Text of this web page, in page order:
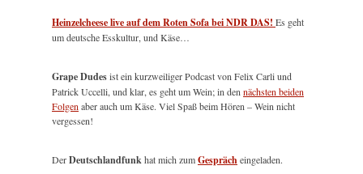
Heinzelcheese live auf dem Roten Sofa bei NDR DAS! Es geht
um deutsche Esskultur, und Käse…
Grape Dudesist ein kurzweiliger Podcast von Felix Carli und
Patrick Uccelli, und klar, es geht um Wein; in den nächsten beiden
Folgen aber auch um Käse. Viel Spaß beim Hören – Wein nicht
vergessen!
DerDeutschlandfunkhat mich zumGesprächeingeladen.